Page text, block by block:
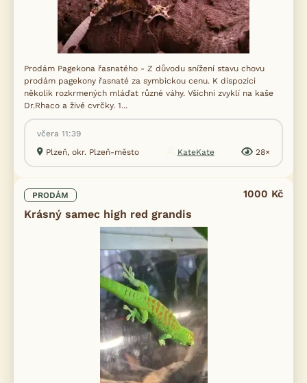
Prodám Pagekona řasnatého - Z důvodu snížení stavu chovu
prodám pagekony řasnaté za symbickou cenu. K dispozici
několik rozkrmených mláďat různé váhy. Všichni zvyklí na kaše
Dr.Rhaco a živé cvrčky. 1...
včera 11:39
Plzeň, okr. Plzeň-město
KateKate 28×
PRODÁM
Krásný samec high red grandis
1000 Kč